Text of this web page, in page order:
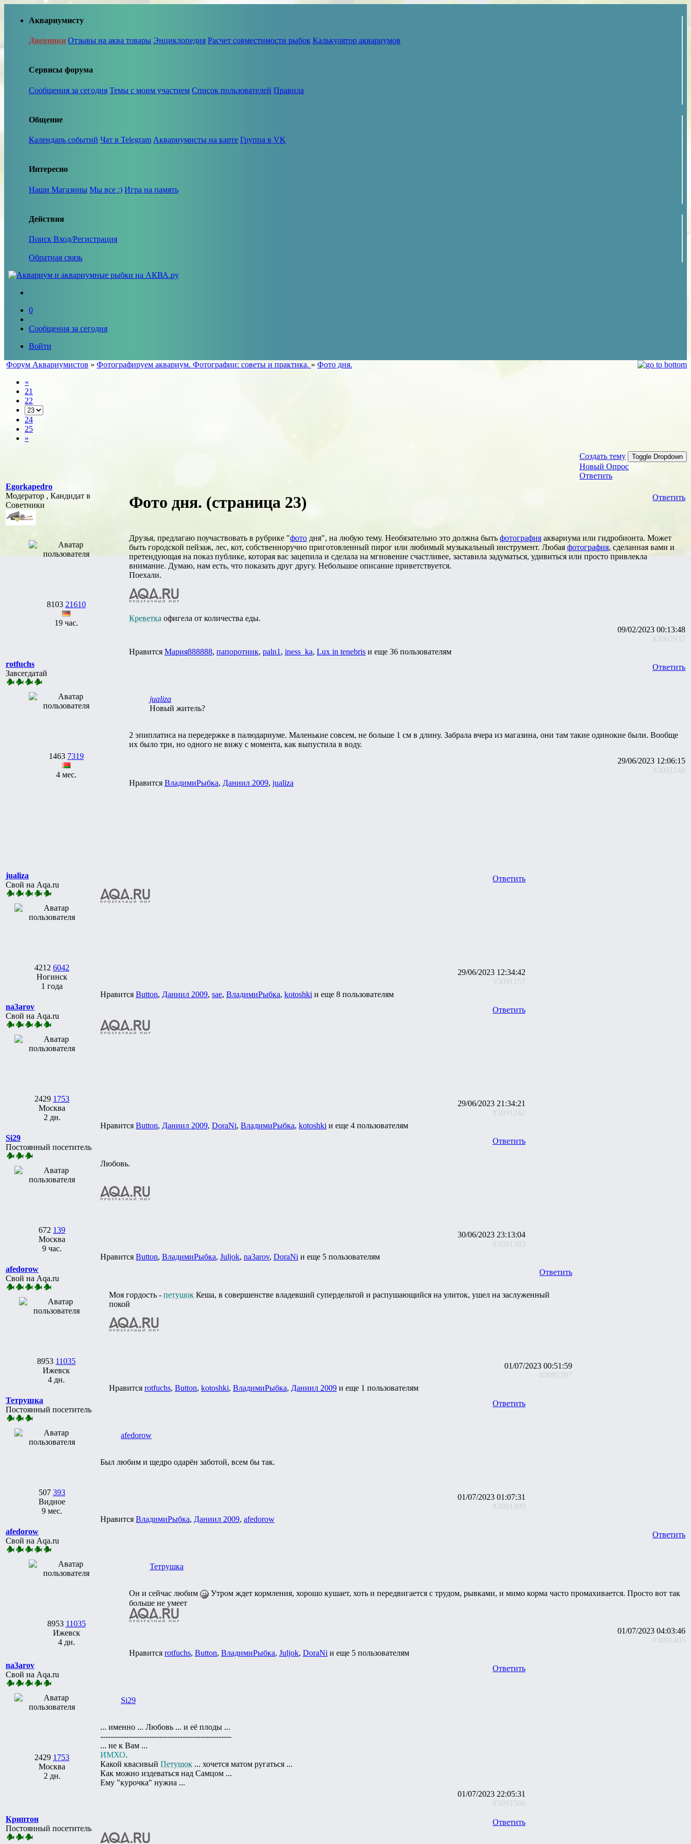
Аквариумисту
Дневники Отзывы на аква товары Энциклопедия Расчет совместимости рыбок Калькулятор аквариумов
Сервисы форума
Сообщения за сегодня Темы с моим участием Список пользователей Правила
Общение
Календарь событий Чат в Telegram Аквариумисты на карте Группа в VK
Интересно
Наши Магазины Мы все :) Игра на память
Действия
Поиск Вход/Регистрация
Обратная связь
0
Сообщения за сегодня
Войти
Форум Аквариумистов » Фотографируем аквариум. Фотографии: советы и практика. » Фото дня.
«
21
22
24
25
»
Создать тему Toggle Dropdown
Новый Опрос
Ответить
Egorkapedro
Модератор , Кандидат в
Советники
8103 21610
19 час.
Ответить
Фото дня. (страница 23)
Друзья, предлагаю поучаствовать в рубрике "фото дня", на любую тему. Необязательно это должна быть фотография аквариума или гидробионта. Может
быть городской пейзаж, лес, кот, собственноручно приготовленный пирог или любимый музыкальный инструмент. Любая фотография, сделанная вами и
претендующая на показ публике, которая вас зацепила и сделала на мгновение счастливее, заставила задуматься, удивиться или просто привлекла
внимание. Думаю, нам есть, что показать друг другу. Небольшое описание приветствуется.
Поехали.
Креветка офигела от количества еды.
09/02/2023 00:13:48
#3062937
Нравится Мария888888, папоротник, paln1 , iness_ka, Lux in tenebris и еще 36 пользователям
rotfuchs
Завсегдатай
1463 7319
4 мес.
Ответить
jualiza
Новый житель?
2 эпиплатиса на передержке в палюдариуме. Маленькие совсем, не больше 1 см в длину. Забрала вчера из магазина, они там такие одинокие были. Вообще
их было три, но одного не вижу с момента, как выпустила в воду.
29/06/2023 12:06:15
#3091148
Нравится ВладимиРыбка, Даниил 2009, jualiza
jualiza
Свой на Aqa.ru
4212 6042
Ногинск
1 года
Ответить
29/06/2023 12:34:42
#3091157
Нравится Button, Даниил 2009, sae, ВладимиРыбка, kotoshki и еще 8 пользователям
na3arov
Свой на Aqa.ru
2429 1753
Москва
2 дн.
Ответить
29/06/2023 21:34:21
#3091242
Нравится Button, Даниил 2009, DoraNi, ВладимиРыбка, kotoshki и еще 4 пользователям
Si29
Постоянный посетитель
672 139
Москва
9 час.
Ответить
Любовь.
30/06/2023 23:13:04
#3091383
Нравится Button, ВладимиРыбка, Juljok, na3arov, DoraNi и еще 5 пользователям
afedorow
Свой на Aqa.ru
8953 11035
Ижевск
4 дн.
Ответить
Моя гордость - петушок Кеша, в совершенстве владевший супердельтой и распушающийся на улиток, ушел на заслуженный
покой
01/07/2023 00:51:59
#3091397
Нравится rotfuchs, Button, kotoshki, ВладимиРыбка, Даниил 2009 и еще 1 пользователям
Тетрушка
Постоянный посетитель
507 393
Видное
9 мес.
Ответить
afedorow
Был любим и щедро одарён заботой, всем бы так.
01/07/2023 01:07:31
#3091399
Нравится ВладимиРыбка, Даниил 2009, afedorow
afedorow
Свой на Aqa.ru
8953 11035
Ижевск
4 дн.
Ответить
Тетрушка
Он и сейчас любим
Утром ждет кормления, хорошо кушает, хоть и передвигается с трудом, рывками, и мимо корма часто промахивается. Просто вот так
больше не умеет
01/07/2023 04:03:46
#3091405
Нравится rotfuchs, Button, ВладимиРыбка, Juljok, DoraNi и еще 5 пользователям
na3arov
Свой на Aqa.ru
2429 1753
Москва
2 дн.
Ответить
Si29
... именно ... Любовь ... и её плоды ...
---------------------------------------------------
... не к Вам ...
ИМХО.
Какой квасивый Петушок ... хочется матом ругаться ...
Как можно издеваться над Самцом ...
Ему "курочка" нужна ...
01/07/2023 22:05:31
#3091566
Криптон
Постоянный посетитель
Ответить